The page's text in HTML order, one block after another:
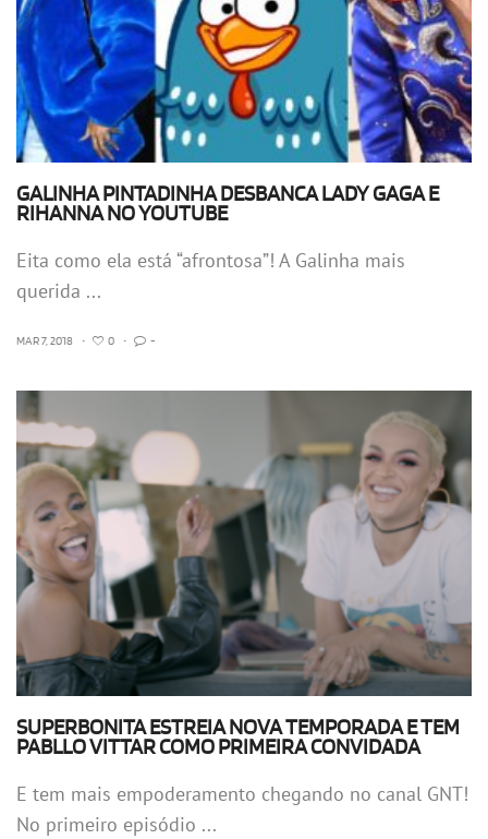
GALINHA PINTADINHA DESBANCA LADY GAGA E
RIHANNA NO YOUTUBE
Eita como ela está “afrontosa”! A Galinha mais
querida ...
MAR 7, 2018 • 0 • -
SUPERBONITA ESTREIA NOVA TEMPORADA E TEM
PABLLO VITTAR COMO PRIMEIRA CONVIDADA
E tem mais empoderamento chegando no canal GNT!
No primeiro episódio ...